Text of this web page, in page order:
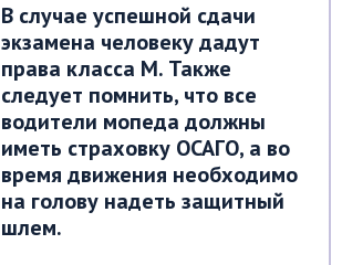
В случае успешной сдачи
экзамена человеку дадут
права класса M. Также
следует помнить, что все
водители мопеда должны
иметь страховку ОСАГО, а во
время движения необходимо
на голову надеть защитный
шлем.